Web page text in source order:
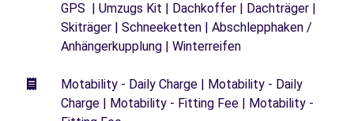
GPS | Umzugs Kit | Dachkoffer | Dachträger |
Skiträger | Schneeketten | Abschlepphaken /
Anhängerkupplung | Winterreifen
Motability - Daily Charge | Motability - Daily
Charge | Motability - Fitting Fee | Motability -